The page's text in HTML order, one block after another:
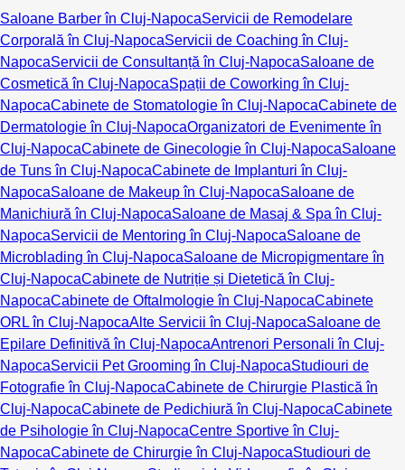
Saloane Barber în Cluj-NapocaServicii de Remodelare
Corporală în Cluj-NapocaServicii de Coaching în Cluj-
NapocaServicii de Consultanță în Cluj-NapocaSaloane de
Cosmetică în Cluj-NapocaSpații de Coworking în Cluj-
NapocaCabinete de Stomatologie în Cluj-NapocaCabinete de
Dermatologie în Cluj-NapocaOrganizatori de Evenimente în
Cluj-NapocaCabinete de Ginecologie în Cluj-NapocaSaloane
de Tuns în Cluj-NapocaCabinete de Implanturi în Cluj-
NapocaSaloane de Makeup în Cluj-NapocaSaloane de
Manichiură în Cluj-NapocaSaloane de Masaj & Spa în Cluj-
NapocaServicii de Mentoring în Cluj-NapocaSaloane de
Microblading în Cluj-NapocaSaloane de Micropigmentare în
Cluj-NapocaCabinete de Nutriție și Dietetică în Cluj-
NapocaCabinete de Oftalmologie în Cluj-NapocaCabinete
ORL în Cluj-NapocaAlte Servicii în Cluj-NapocaSaloane de
Epilare Definitivă în Cluj-NapocaAntrenori Personali în Cluj-
NapocaServicii Pet Grooming în Cluj-NapocaStudiouri de
Fotografie în Cluj-NapocaCabinete de Chirurgie Plastică în
Cluj-NapocaCabinete de Pedichiură în Cluj-NapocaCabinete
de Psihologie în Cluj-NapocaCentre Sportive în Cluj-
NapocaCabinete de Chirurgie în Cluj-NapocaStudiouri de